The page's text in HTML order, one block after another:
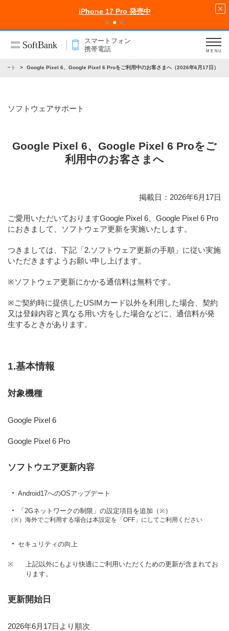
iPhone 17 Pro 発売中
スマートフォン
携帯電話
MENU
ート Google Pixel 6、Google Pixel 6 Proをご利用中のお客さまへ（2026年6月17日）
ソフトウェアサポート
Google Pixel 6、Google Pixel 6 Proをご
利用中のお客さまへ
掲載日：2026年6月17日
ご愛用いただいておりますGoogle Pixel 6、Google Pixel 6 Pro
におきまして、ソフトウェア更新を実施いたします。
つきましては、下記「2.ソフトウェア更新の手順」に従い実施
いただきますようお願い申し上げます。
※ソフトウェア更新にかかる通信料は無料です。
※ご契約時に提供したUSIMカード以外を利用した場合、契約
又は登録内容と異なる用い方をした場合などに、通信料が発
生するときがあります。
1.基本情報
対象機種
Google Pixel 6
Google Pixel 6 Pro
ソフトウエア更新内容
Android17へのOSアップデート
「2Gネットワークの制限」の設定項目を追加（※）
（※）海外でご利用する場合は本設定を「OFF」にしてご利用ください
セキュリティの向上
※
上記以外にもより快適にご利用いただくための更新が含まれてお
ります。
更新開始日
2026年6月17日より順次